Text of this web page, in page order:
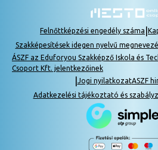
Felnőttképzési engedély száma
Szakképesítések idegen nyelvű
ÁSZF az Eduforyou Szakképző Iskola és
Csoport Kft. jelentkezőinek
Jogi nyilatkozatASZF
Adatkezelési tájékoztató és